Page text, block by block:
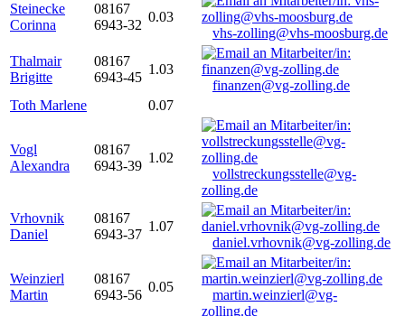
Steinecke
Corinna
08167
6943-32
0.03
vhs-zolling@vhs-moosburg.de
Thalmair
Brigitte
08167
6943-45
1.03
finanzen@vg-zolling.de
Toth Marlene
0.07
Vogl
Alexandra
08167
6943-39
1.02
vollstreckungsstelle@vg-
zolling.de
Vrhovnik
Daniel
08167
6943-37
1.07
daniel.vrhovnik@vg-zolling.de
Weinzierl
Martin
08167
6943-56
0.05
martin.weinzierl@vg-
zolling.de